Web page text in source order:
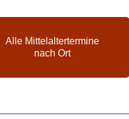
Alle Mittelaltertermine
nach Ort